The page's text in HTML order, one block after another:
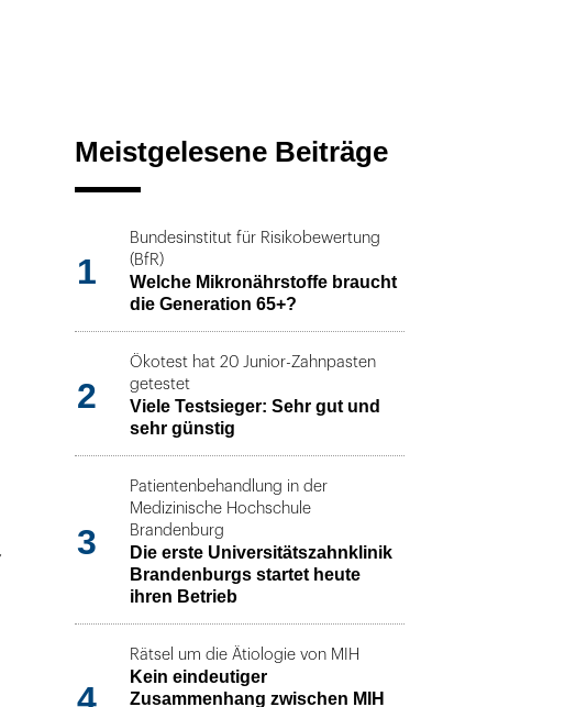
Meistgelesene Beiträge
1
Bundesinstitut für Risikobewertung
(BfR)
Welche Mikronährstoffe braucht
die Generation 65+?
2
Ökotest hat 20 Junior-Zahnpasten
getestet
Viele Testsieger: Sehr gut und
sehr günstig
3
Patientenbehandlung in der
Medizinische Hochschule
Brandenburg
Die erste Universitätszahnklinik
Brandenburgs startet heute
ihren Betrieb
4
Rätsel um die Ätiologie von MIH
Kein eindeutiger
Zusammenhang zwischen MIH